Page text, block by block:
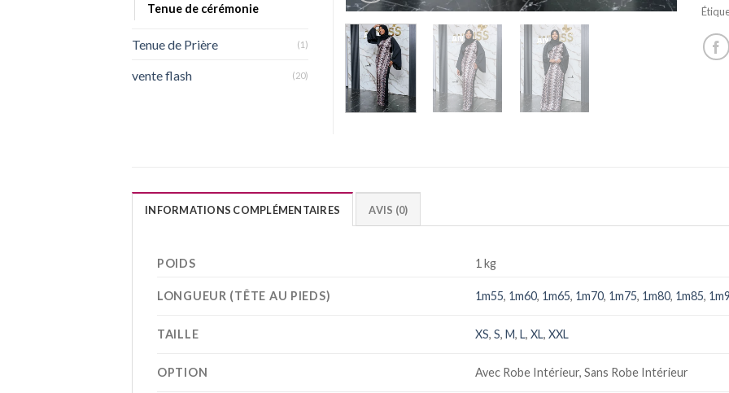
Tenue de cérémonie
Tenue de Prière (1)
vente flash (20)
INFORMATIONS COMPLÉMENTAIRES AVIS (0)
POIDS 1 kg
LONGUEUR (TÊTE AU PIEDS) 1m55, 1m60, 1m65, 1m70, 1m75, 1m80, 1m85,
TAILLE XS,S,M,L,XL,XXL
OPTION Avec Robe Intérieur, Sans Robe Intérieur